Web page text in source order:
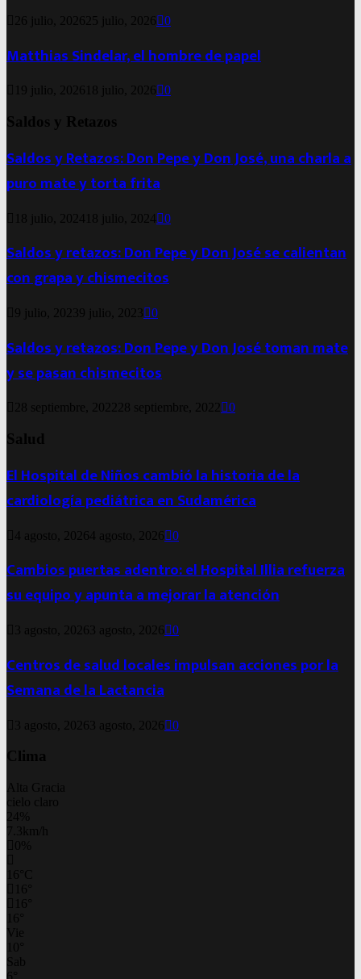
26 julio, 2026 25 julio, 2026 0
Matthias Sindelar, el hombre de papel
19 julio, 2026 18 julio, 2026 0
Saldos y Retazos
Saldos y Retazos: Don Pepe y Don José, una charla a
puro mate y torta frita
18 julio, 2024 18 julio, 2024 0
Saldos y retazos: Don Pepe y Don José se calientan
con grapa y chismecitos
9 julio, 20239 julio, 2023 0
Saldos y retazos: Don Pepe y Don José toman mate
y se pasan chismecitos
28 septiembre, 202228 septiembre, 2022 0
Salud
El Hospital de Niños cambió la historia de la
cardiología pediátrica en Sudamérica
4 agosto, 20264 agosto, 2026 0
Cambios puertas adentro: el Hospital Illia refuerza
su equipo y apunta a mejorar la atención
3 agosto, 2026 3 agosto, 2026 0
Centros de salud locales impulsan acciones por la
Semana de la Lactancia
3 agosto, 2026 3 agosto, 2026 0
Clima
Alta Gracia
cielo claro
24%
7.3km/h
0%
16 C
16
16
16
Vie
10
Sab
6